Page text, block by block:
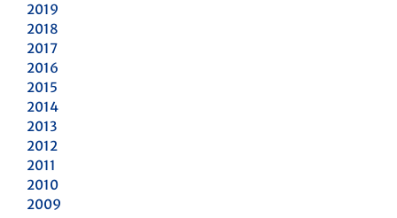
2019
2018
2017
2016
2015
2014
2013
2012
2011
2010
2009